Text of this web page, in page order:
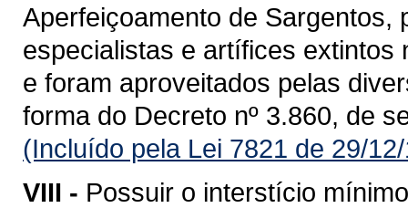
Aperfeiçoamento de
especialistas e artífices extintos
e foram aproveitados pelas
forma do Decreto nº 3.860, de
(Incluído pela Lei 7821 de 29/
VIII - Possuir o interstício